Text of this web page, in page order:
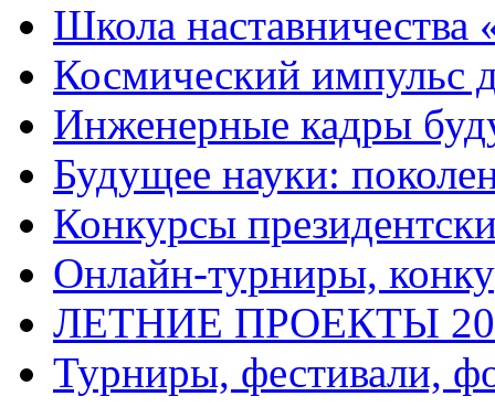
Школа
Космический импульс
Инженерные кадры
Будущее науки:
Конкурсы
Онлайн-турниры,
ЛЕТНИЕ ПРОЕКТЫ
Турниры, фестивали,